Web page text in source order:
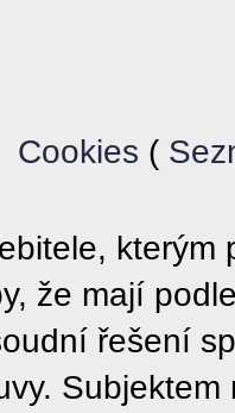
Cookies (
kterým
že mají
řešení